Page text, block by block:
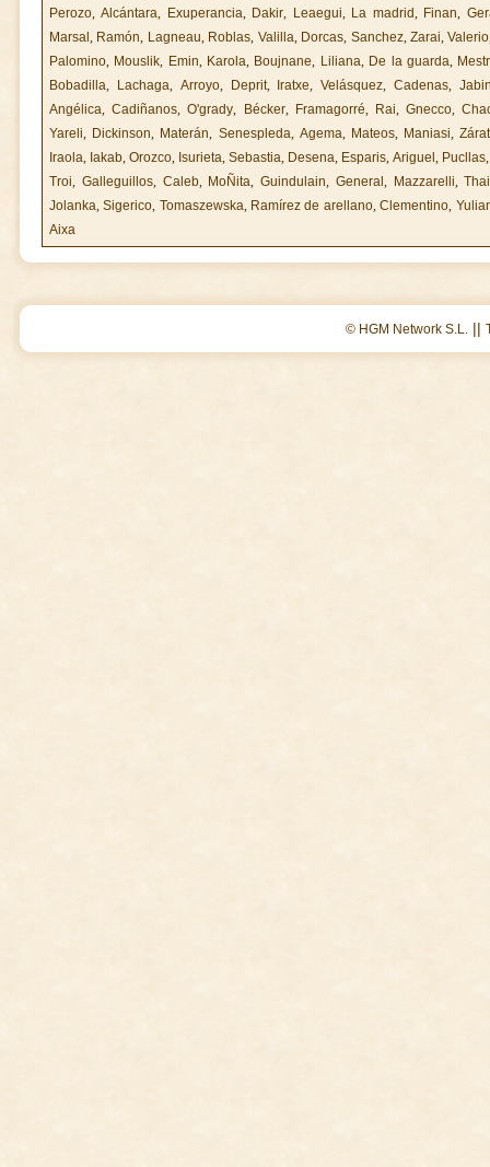
Perozo,Alcántara, Exuperancia, Dakir, Leaegui, La madrid, Finan,
Marsal , Ramón, Lagneau, Roblas, Valilla, Dorcas, Sanchez, Zarai,Valerio
Palomino, Mouslik, Emin, Karola, Boujnane, Liliana, De la guarda,
Bobadilla, Lachaga, Arroyo, Deprit, Iratxe,Velásquez,Cadenas,
Angélica,Cadiñanos,O'grady, Bécker, Framagorré, Rai,Gnecco,
Yareli, Dickinson, Materán, Senespleda, Agema, Mateos, Maniasi,
Iraola, Iakab, Orozco, Isurieta, Sebastia, Desena, Esparis, Ariguel , Pucllas
Troi, Galleguillos, Caleb, MoÑita, Guindulain, General , Mazzarelli,
Jolanka,Sigerico, Tomaszewska, Ramírez de arellano,Clementino,
Aixa
© HGM Network S.L. ||